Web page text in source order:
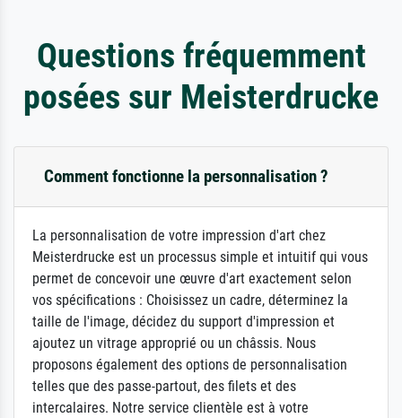
Questions fréquemment
posées sur Meisterdrucke
Comment fonctionne la personnalisation ?
La personnalisation de votre impression d'art chez
Meisterdrucke est un processus simple et intuitif qui vous
permet de concevoir une œuvre d'art exactement selon
vos spécifications : Choisissez un cadre, déterminez la
taille de l'image, décidez du support d'impression et
ajoutez un vitrage approprié ou un châssis. Nous
proposons également des options de personnalisation
telles que des passe-partout, des filets et des
intercalaires. Notre service clientèle est à votre